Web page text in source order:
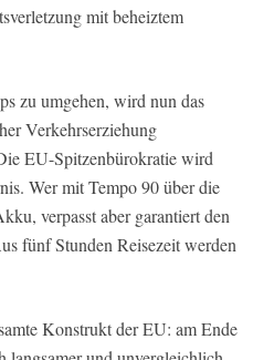
mit beheiztem
zu umgehen, wird nun das
Verkehrserziehung
EU-Spitzenbürokratie wird
Wer mit Tempo 90 über die
verpasst aber garantiert den
fünf Stunden Reisezeit werden
Konstrukt der EU: am Ende